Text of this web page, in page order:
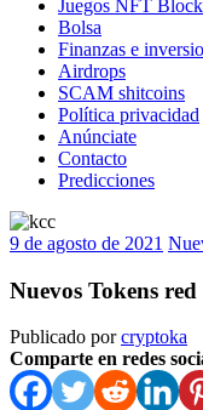
Juegos NFT
Bolsa
Finanzas e
Airdrops
SCAM shitcoins
Política privacidad
Anúnciate
Contacto
Predicciones
9 de agosto de 2021
Nuevos Tokens
Publicado porcryptoka
Comparte en redes